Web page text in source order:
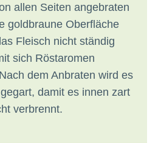
allen Seiten angebraten
goldbraune Oberfläche
Fleisch nicht ständig
sich Röstaromen
dem Anbraten wird es
damit es innen zart
verbrennt.